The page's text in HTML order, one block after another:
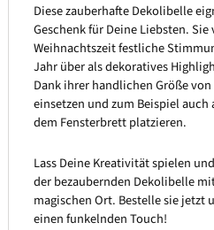
Diese zauberhafte Dekolibelle
Geschenk für Deine Liebsten.
Weihnachtszeit festliche
Jahr über als dekoratives
Dank ihrer handlichen Größe
einsetzen und zum Beispiel
dem Fensterbrett platzieren.
Lass Deine Kreativität spielen
der bezaubernden Dekolibelle
magischen Ort. Bestelle sie jetzt
einen funkelnden Touch!